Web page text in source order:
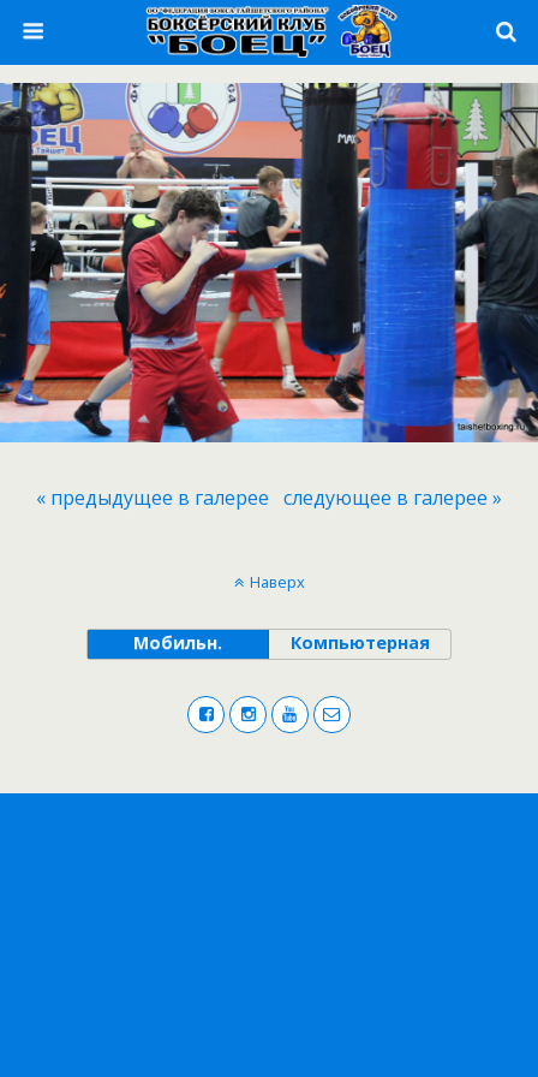
« предыдущее в галерее следующее в галерее »
Наверх
Мобильн. Компьютерная